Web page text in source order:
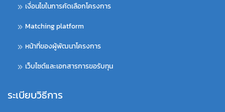
เงื่อนไขในการคัดเลือกโครงการ
Matching platform
หน้าที่ของผู้พัฒนาโครงการ
เว็บไซต์และเอกสารการขอรับทุน
ระเบียบวิธีการ